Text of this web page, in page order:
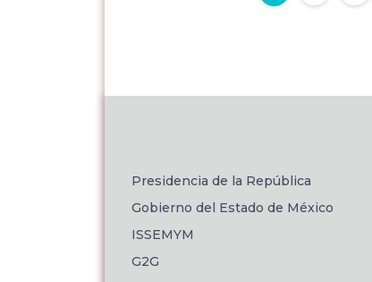
Presidencia de la República
Gobierno del Estado de México
ISSEMYM
G2G